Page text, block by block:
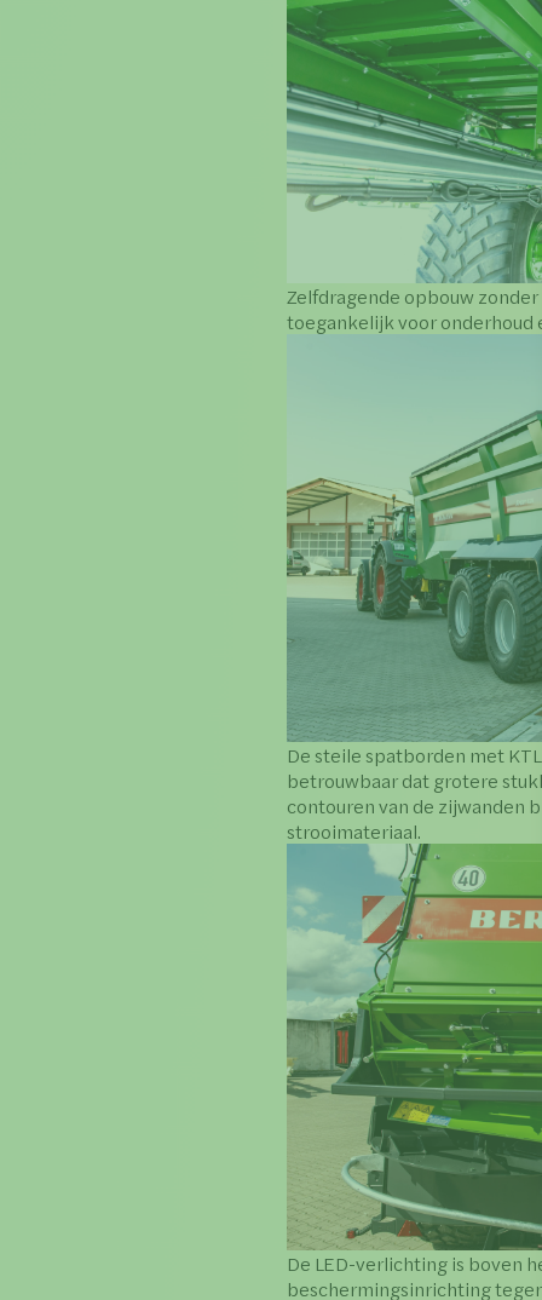
Zelfdragende opbouw
toegankelijk voor onderhoud
De steile spatborden met
betrouwbaar dat grotere
contouren van de zijwanden
strooimateriaal.
De LED-verlichting is boven
beschermingsinrichting